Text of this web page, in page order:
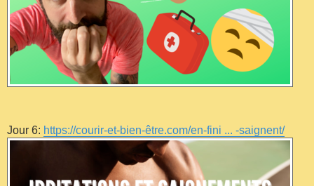
Jour 6: https://courir-et-bien-être.com/en-fini ... -saignent/